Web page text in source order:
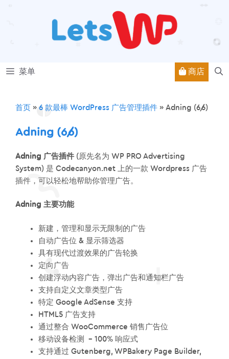
菜单 商店
首页 » 6 款最棒 WordPress 广告管理插件 » Adning (6/6)
Adning (6/6)
Adning 广告插件 (原先名为 WP PRO Advertising
System) 是 Codecanyon.net 上的一款 Wordpress 广告
插件，可以轻松地帮助你管理广告。
Adning 主要功能
新建，管理和显示无限制的广告
自动广告位 & 显示筛选器
具有现代过渡效果的广告轮换
定向广告
创建浮动内容广告，弹出广告和通知栏广告
支持自定义文章类型广告
特定 Google AdSense 支持
HTML5 广告支持
通过整合 WooCommerce 销售广告位
移动设备检测 – 100% 响应式
支持通过 Gutenberg, WPBakery Page Builder,